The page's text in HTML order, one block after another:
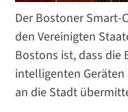
Der Bostoner Smart-
den Vereinigten
Bostons ist, dass
intelligenten
an die Stadt